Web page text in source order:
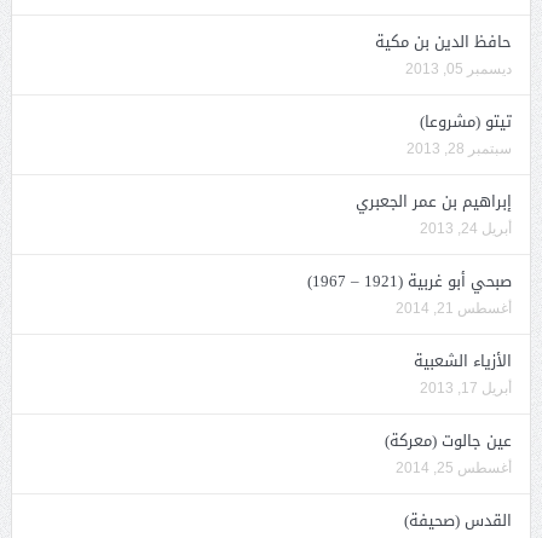
حافظ الدين بن مكية
ديسمبر 05, 2013
تيتو (مشروعا)
سبتمبر 28, 2013
إبراهيم بن عمر الجعبري
أبريل 24, 2013
صبحي أبو غربية (1921 – 1967)
أغسطس 21, 2014
الأزياء الشعبية
أبريل 17, 2013
عين جالوت (معركة)
أغسطس 25, 2014
القدس (صحيفة)